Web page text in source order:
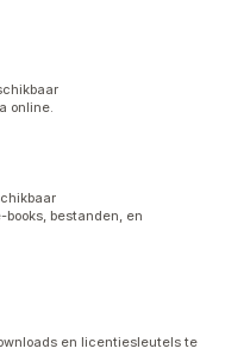
online.
bestanden, en
en licentiesleutels te